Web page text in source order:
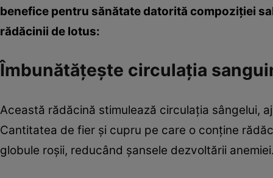
benefice pentru sănătate datorită compoziţiei
rădăcinii de lotus:
Îmbunătăţeşte circulaţia
Această rădăcină stimulează circulaţia sângelui,
Cantitatea de fier şi cupru pe care o conţine
globule roşii, reducând şansele dezvoltării